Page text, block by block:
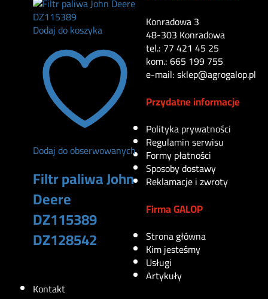
Dodaj do koszyka
Dodaj do obserwowanych
Filtr paliwa John
Deere
DZ115389
DZ128542
Konradowa 3
48-303 Konradowa
tel.: 77 421 45 25
kom.: 665 199 755
e-mail: sklep@agrogalop.pl
Przydatne informacje
Polityka prywatności
Regulamin serwisu
Formy płatności
Sposoby dostawy
Reklamacje i zwroty
Firma GALOP
Strona główna
Kim jesteśmy
Usługi
Artykuły
Kontakt